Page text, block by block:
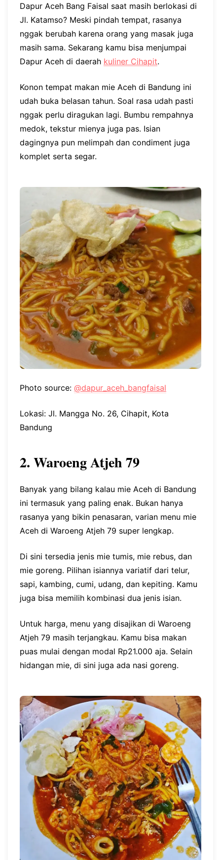
Dapur Aceh Bang Faisal saat masih berlokasi di
Jl. Katamso? Meski pindah tempat, rasanya
nggak berubah karena orang yang masak juga
masih sama. Sekarang kamu bisa menjumpai
Dapur Aceh di daerah kuliner Cihapit.
Konon tempat makan mie Aceh di Bandung ini
udah buka belasan tahun. Soal rasa udah pasti
nggak perlu diragukan lagi. Bumbu rempahnya
medok, tekstur mienya juga pas. Isian
dagingnya pun melimpah dan condiment juga
komplet serta segar.
Photo source: @dapur_aceh_bangfaisal
Lokasi: Jl. Mangga No. 26, Cihapit, Kota
Bandung
2. Waroeng Atjeh 79
Banyak yang bilang kalau mie Aceh di Bandung
ini termasuk yang paling enak. Bukan hanya
rasanya yang bikin penasaran, varian menu mie
Aceh di Waroeng Atjeh 79 super lengkap.
Di sini tersedia jenis mie tumis, mie rebus, dan
mie goreng. Pilihan isiannya variatif dari telur,
sapi, kambing, cumi, udang, dan kepiting. Kamu
juga bisa memilih kombinasi dua jenis isian.
Untuk harga, menu yang disajikan di Waroeng
Atjeh 79 masih terjangkau. Kamu bisa makan
puas mulai dengan modal Rp21.000 aja. Selain
hidangan mie, di sini juga ada nasi goreng.